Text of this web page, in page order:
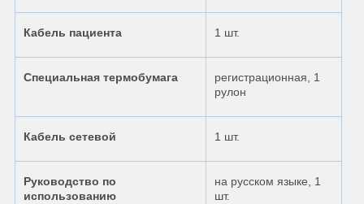
Кабель пациента 1 шт.
Специальная термобумага
регистрационная, 1
рулон
Кабель сетевой 1 шт.
Руководство по
использованию
на русском языке, 1
шт.